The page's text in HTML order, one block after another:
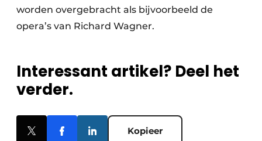
worden overgebracht als bijvoorbeeld de
opera’s van Richard Wagner.
Interessant artikel? Deel het
verder.
Kopieer